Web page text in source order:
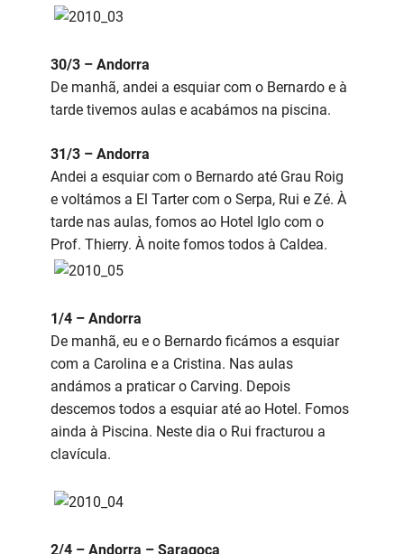
30/3 – Andorra
De manhã, andei a esquiar com o Bernardo e à
tarde tivemos aulas e acabámos na piscina.
31/3 – Andorra
Andei a esquiar com o Bernardo até Grau Roig
e voltámos a El Tarter com o Serpa, Rui e Zé. À
tarde nas aulas, fomos ao Hotel Iglo com o
Prof. Thierry. À noite fomos todos à Caldea.
1/4 – Andorra
De manhã, eu e o Bernardo ficámos a esquiar
com a Carolina e a Cristina. Nas aulas
andámos a praticar o Carving. Depois
descemos todos a esquiar até ao Hotel. Fomos
ainda à Piscina. Neste dia o Rui fracturou a
clavícula.
2/4 – Andorra – Saragoça